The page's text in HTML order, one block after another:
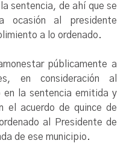
sentencia, de ahí que se
ocasión al presidente
a lo ordenado.
públicamente a
en consideración al
en la sentencia emitida y
el acuerdo de quince de
al Presidente de
de ese municipio.